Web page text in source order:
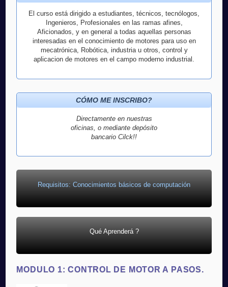
El curso está dirigido a estudiantes, técnicos, tecnólogos,
Ingenieros, Profesionales en las ramas afines,
Aficionados, y en general a todas aquellas personas
interesadas en el conocimiento de motores para uso en
mecatrónica, Robótica, industria u otros, control y
aplicacion de motores en el campo moderno industrial.
CÓMO ME INSCRIBO?
Directamente en nuestras
oficinas, o mediante depósito
bancario Cilck!!
Requisitos: Conocimientos básicos de computación
Qué Aprenderá ?
MODULO 1: CONTROL DE MOTOR A PASOS.